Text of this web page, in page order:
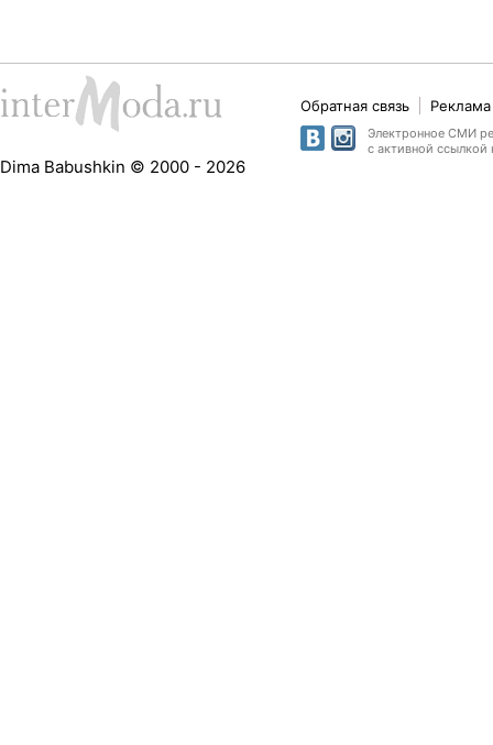
Dima Babushkin © 2000 - 2026
Обратная связь
Электронное СМИ
с активной ссылкой